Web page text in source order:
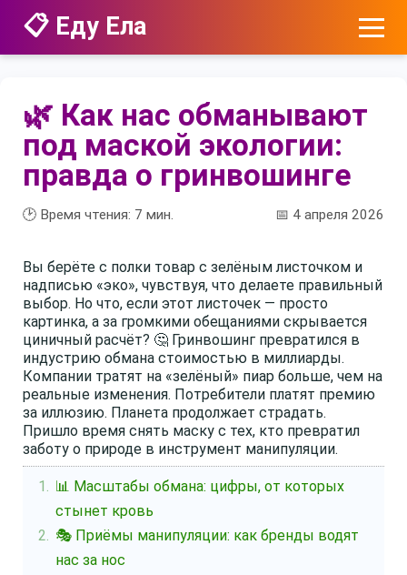
📋 Еду Ела
🌿 Как нас обманывают
под маской экологии:
правда о гринвошинге
🕑 Время чтения: 7 мин. 📅 4 апреля 2026
Вы берёте с полки товар с зелёным листочком и
надписью «эко», чувствуя, что делаете правильный
выбор. Но что, если этот листочек — просто
картинка, а за громкими обещаниями скрывается
циничный расчёт? 🤔 Гринвошинг превратился в
индустрию обмана стоимостью в миллиарды.
Компании тратят на «зелёный» пиар больше, чем на
реальные изменения. Потребители платят премию
за иллюзию. Планета продолжает страдать.
Пришло время снять маску с тех, кто превратил
заботу о природе в инструмент манипуляции.
📊 Масштабы обмана: цифры, от которых
стынет кровь
🎭 Приёмы манипуляции: как бренды водят
нас за нос